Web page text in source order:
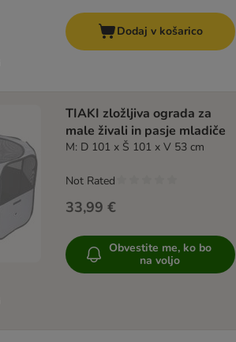
Dodaj v košarico
TIAKI zložljiva ograda za
male živali in pasje mladiče
M: D 101 x Š 101 x V 53 cm
33,99 €
Not Rated
Obvestite me, ko bo
na voljo